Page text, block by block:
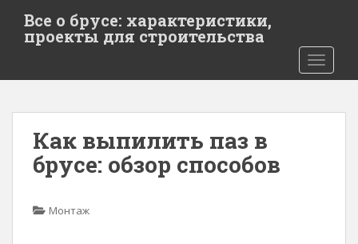
t
Все о брусе: характеристики,
проекты для строительства
Как выпилить паз в
брусе: обзор способов
Монтаж